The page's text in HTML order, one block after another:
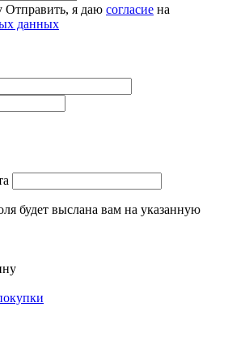
я даю согласие на
данных
будет выслана вам на указанную